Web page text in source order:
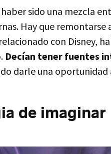
sido una mezcla
Hay que remontarse
con Disney,
Decían tener fuentes
darle una
de imaginar